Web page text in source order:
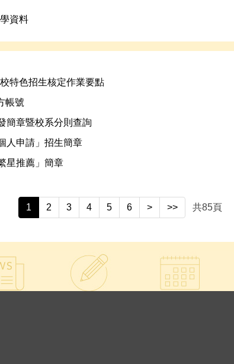
資料
特色招生核定作業要點
帳號
簡章暨校系分則查詢
人申請」招生簡章
星推薦」簡章
1 2 3 4 5 6 > >> 共85頁